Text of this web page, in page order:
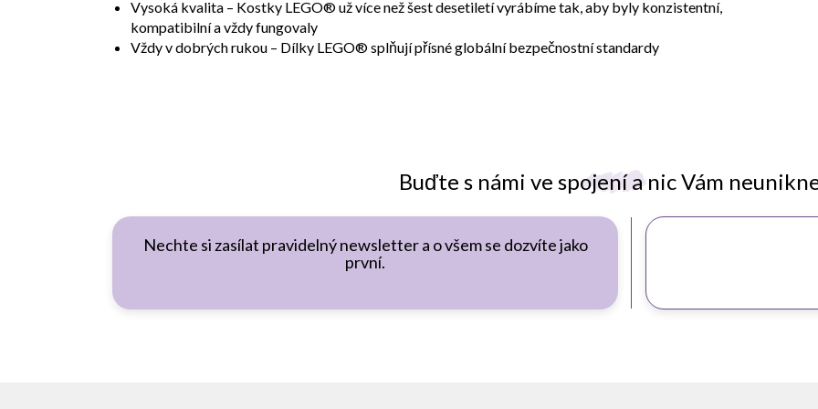
Buďte s námi ve spojení a nic Vám
Nechte si zasílat pravidelný newsletter a o všem se dozvíte jako
první.
Vysoká kvalita – Kostky LEGO® už více než šest desetiletí vyrábíme tak, aby byly konzistentní,
kompatibilní a vždy fungovaly
Vždy v dobrých rukou – Dílky LEGO® splňují přísné globální bezpečnostní standardy